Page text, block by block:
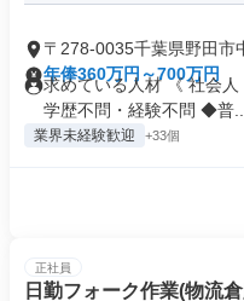
〒278-0035千葉県野田市
年俸360万円～700万円
求めている人材 《 社会
学歴不問・経験不問 ◆普...
業界未経験歓迎 +33個
正社員
日勤フォーク作業(物流